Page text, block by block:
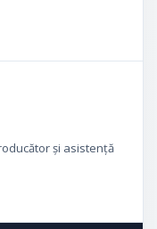
și asistență